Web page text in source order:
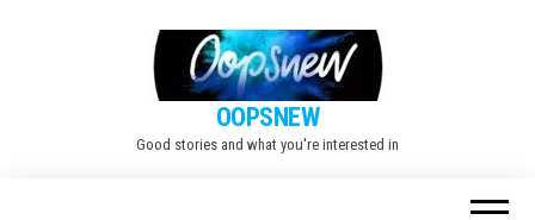
OOPSNEW
Good stories and what you're interested in